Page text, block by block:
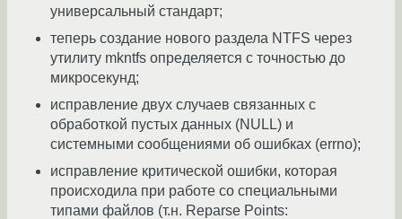
универсальный стандарт;
теперь создание нового раздела NTFS через
утилиту mkntfs определяется с точностью до
микросекунд;
исправление двух случаев связанных с
обработкой пустых данных (NULL) и
системными сообщениями об ошибках (errno);
исправление критической ошибки, которая
происходила при работе со специальными
типами файлов (т.н. Reparse Points: